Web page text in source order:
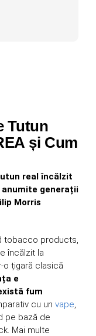
Tutun
și Cum
real încălzit
generații
Morris
tobacco products,
încălzit la
o țigară clasică
e
fum
cu un vape,
pe bază de
Mai multe